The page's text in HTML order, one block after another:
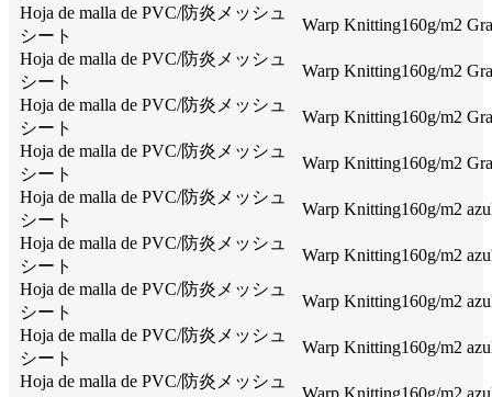
Hoja de malla de PVC/防炎メッシュ
シート
Warp Knitting160g/m2
Hoja de malla de PVC/防炎メッシュ
シート
Warp Knitting160g/m2
Hoja de malla de PVC/防炎メッシュ
シート
Warp Knitting160g/m2
Hoja de malla de PVC/防炎メッシュ
シート
Warp Knitting160g/m2
Hoja de malla de PVC/防炎メッシュ
シート
Warp Knitting160g/m2
Hoja de malla de PVC/防炎メッシュ
シート
Warp Knitting160g/m2
Hoja de malla de PVC/防炎メッシュ
シート
Warp Knitting160g/m2
Hoja de malla de PVC/防炎メッシュ
シート
Warp Knitting160g/m2
Hoja de malla de PVC/防炎メッシュ
Warp Knitting160g/m2